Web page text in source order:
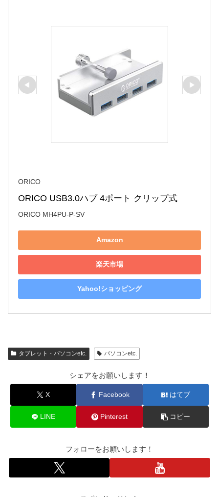
ORICO
ORICO USB3.0ハブ 4ポート クリップ式
ORICO MH4PU-P-SV
Amazon
楽天市場
Yahoo!ショッピング
タブレット・パソコンetc. パソコンetc.
シェアをお願いします！
X Facebook はてブ
LINE Pinterest コピー
フォローをお願いします！